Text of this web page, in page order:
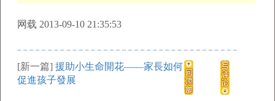
网载 2013-09-10 21:35:53
[新一篇] 援助小生命開花——家長如何
促進孩子發展